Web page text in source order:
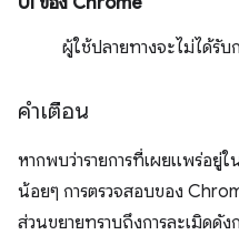
ผู้ใช้ปลายทางจะไม่ได้รับ
คำเตือน
หากพบว่ารายการที่เผยแพร่อยู่
น้อยๆ การตรวจสอบของ
ส่วนขยายทราบถึงการละเมิดดั